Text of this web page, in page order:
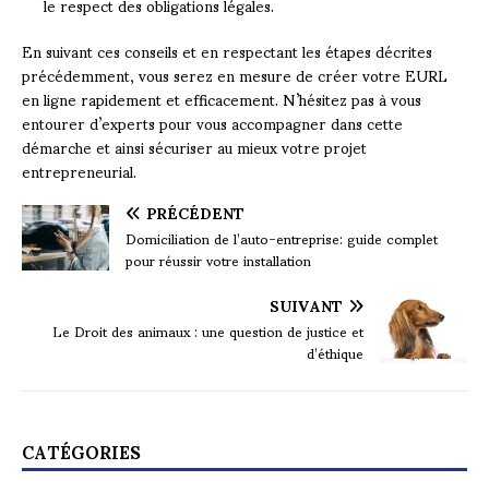
En suivant ces conseils et en respectant les étapes décrites
précédemment, vous serez en mesure de créer votre EURL
en ligne rapidement et efficacement. N’hésitez pas à vous
entourer d’experts pour vous accompagner dans cette
démarche et ainsi sécuriser au mieux votre projet
entrepreneurial.
PRÉCÉDENT
Domiciliation de l’auto-entreprise: guide complet
pour réussir votre installation
SUIVANT
Le Droit des animaux : une question de justice et
d’éthique
CATÉGORIES